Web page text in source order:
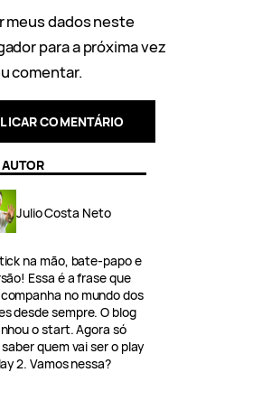
meus dados neste
para a próxima vez
comentar.
AUTOR
Julio Costa Neto
na mão, bate-papo e
Essa é a frase que
no mundo dos
desde sempre. O blog
o start. Agora só
quem vai ser o play
2. Vamos nessa?